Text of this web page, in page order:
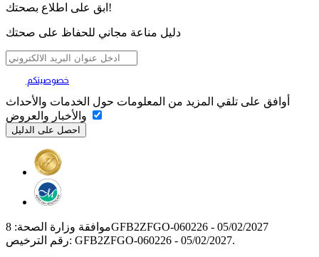
ابق على اطلاع بصحتك!
دليل مناعة مجاني للحفاظ على صحتك
خصوصيتكم
أوافق على تلقي المزيد من المعلومات حول الخدمات والأحداث
موافقة وزارة الصحة: 8GFB2ZFGO-060226 - 05/02/2027
رقم الترخيص: GFB2ZFGO-060226 - 05/02/2027.